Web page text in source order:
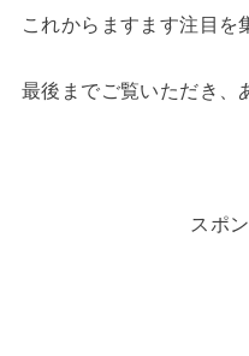
これからますます注目を
最後までご覧いただき、
スポ